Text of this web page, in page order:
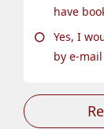
have
Yes, I
by e-mail